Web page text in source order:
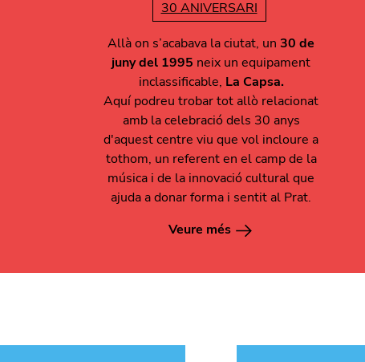
30 ANIVERSARI
Allà on s’acabava la ciutat, un 30 de
juny del 1995 neix un equipament
inclassificable, La Capsa.
Aquí podreu trobar tot allò relacionat
amb la celebració dels 30 anys
d'aquest centre viu que vol incloure a
tothom, un referent en el camp de la
música i de la innovació cultural que
ajuda a donar forma i sentit al Prat.
Veure més